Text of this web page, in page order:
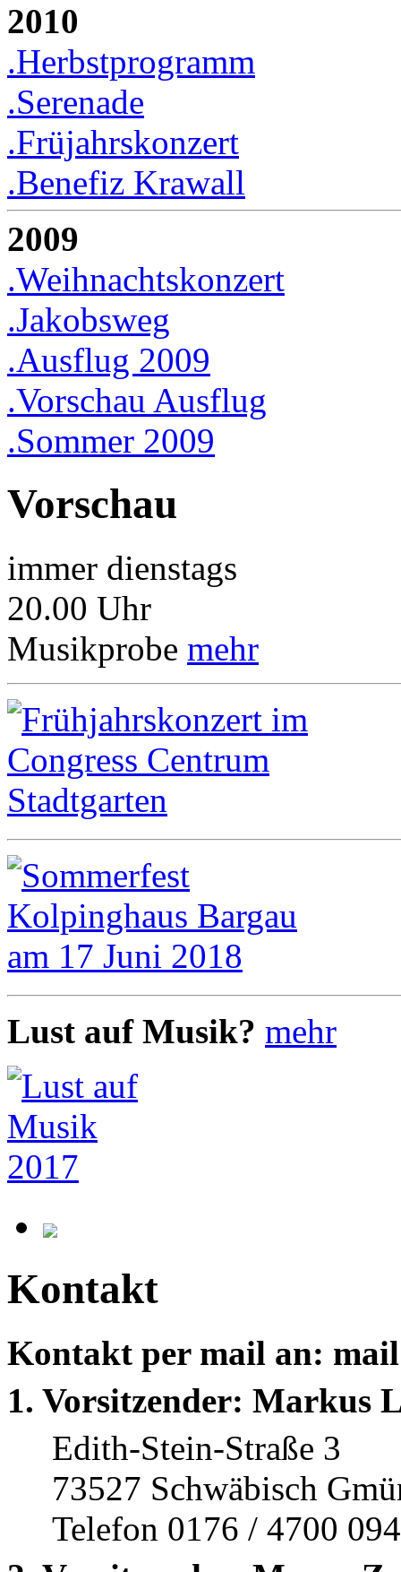
2010
.Herbstprogramm
.Serenade
.Früjahrskonzert
.Benefiz Krawall
2009
.Weihnachtskonzert
.Jakobsweg
.Ausflug 2009
.Vorschau Ausflug
.Sommer 2009
Vorschau
immer dienstags
20.00 Uhr
Musikprobe mehr
Lust auf Musik? mehr
Kontakt
Kontakt per mail an:
1. Vorsitzender: Markus
Edith-Stein-Straße 3
73527 Schwäbisch
Telefon 0176 / 4700